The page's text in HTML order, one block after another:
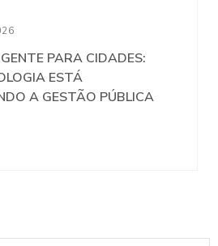
PARA CIDADES:
ESTÁ
A GESTÃO PÚBLICA